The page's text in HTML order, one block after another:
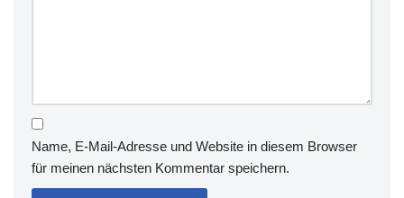
Name, E-Mail-Adresse und Website in diesem Browser
für meinen nächsten Kommentar speichern.